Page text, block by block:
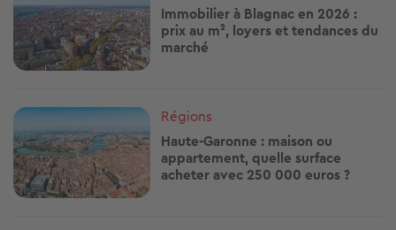
Immobilier à Blagnac en 2026 :
prix au m², loyers et tendances du
marché
Image
Régions
Haute-Garonne : maison ou
appartement, quelle surface
acheter avec 250 000 euros ?